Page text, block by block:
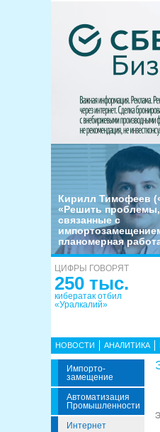
Кирилл Тимофеев
«Решить проблемы,
связанные с
планомерная
ЦИФРЫ ГОВОРЯТ
250 тыс.
кибератак отбил
«Уралкалий»
НОВОСТИ АНАЛИТИКА
Импорто­
Замещение
Автоматизация
Промышленности
Интернет